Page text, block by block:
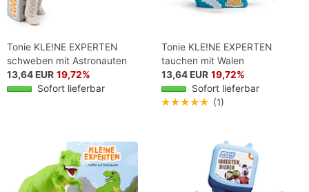
Tonie KLE!NE EXPERTEN
schweben mit Astronauten
13,64 EUR 19,72%
Sofort lieferbar
Tonie KLE!NE EXPERTEN
tauchen mit Walen
13,64 EUR 19,72%
Sofort lieferbar
★★★★★ (1)